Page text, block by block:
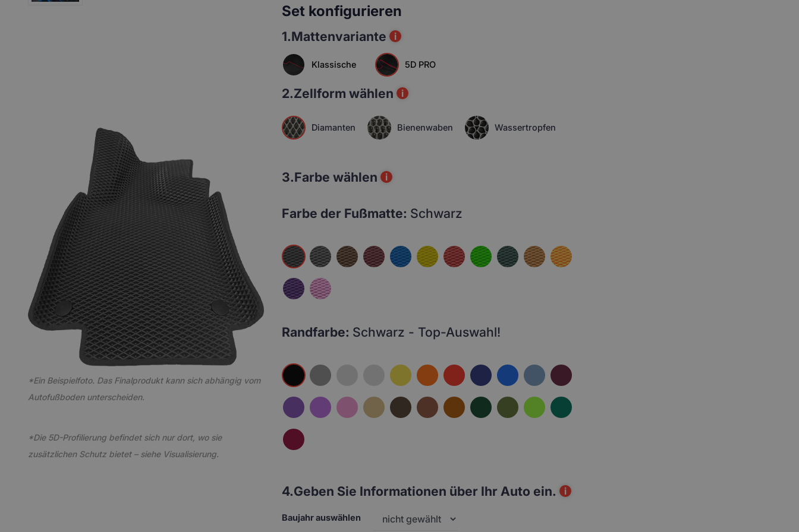
*Ein Beispielfoto. Das Finalprodukt kann sich abhängig vom
Autofußboden unterscheiden.
*Die 5D-Profilierung befindet sich nur dort, wo sie
zusätzlichen Schutz bietet – siehe Visualisierung.
Set konfigurieren
1.Mattenvariante i
Klassische 5D PRO
2.Zellform wählen i
Diamanten Bienenwaben Wassertropfen
3.Farbe wählen i
Farbe der Fußmatte: Schwarz
Randfarbe: Schwarz - Top-Auswahl!
4.Geben Sie Informationen über Ihr Auto ein. i
Baujahr auswählen